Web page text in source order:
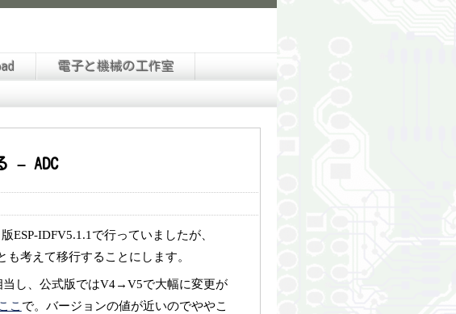
電子と機械の工作室
– ADC
ESP-IDFV5.1.1で行っていましたが、
考えて移行することにします。
当し、公式版ではV4→V5で大幅に変更が
ここ で。バージョンの値が近いのでややこ